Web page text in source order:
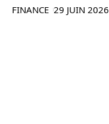
FINANCE 29 JUIN 2026